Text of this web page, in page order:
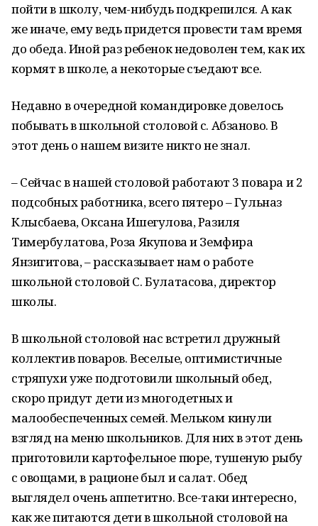
пойти в школу, чем-нибудь подкрепился. А как
же иначе, ему ведь придется провести там время
до обеда. Иной раз ребенок недоволен тем, как их
кормят в школе, а некоторые съедают все.
Недавно в очередной командировке довелось
побывать в школьной столовой с. Абзаново. В
этот день о нашем визите никто не знал.
– Сейчас в нашей столовой работают 3 повара и 2
подсобных работника, всего пятеро – Гульназ
Клысбаева, Оксана Ишегулова, Разиля
Тимербулатова, Роза Якупова и Земфира
Янзигитова, – рассказывает нам о работе
школьной столовой С. Булатасова, директор
школы.
В школьной столовой нас встретил дружный
коллектив поваров. Веселые, оптимистичные
стряпухи уже подготовили школьный обед,
скоро придут дети из многодетных и
малообеспеченных семей. Мельком кинули
взгляд на меню школьников. Для них в этот день
приготовили картофельное пюре, тушеную рыбу
с овощами, в рационе был и салат. Обед
выглядел очень аппетитно. Все-таки интересно,
как же питаются дети в школьной столовой на